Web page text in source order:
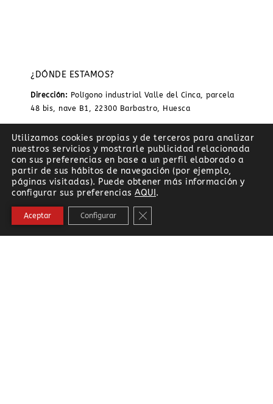
¿DÓNDE ESTAMOS?
Dirección: Polígono industrial Valle del Cinca, parcela
48 bis, nave B1, 22300 Barbastro, Huesca
Email:info@elasun.com
Horario:
Lunes a Viernes 9:00 a 14:00 Sábado y
domingo cerrado
BESCO ARTESANOS SL es beneficiario del Fondo Europeo de
Utilizamos cookies propias y de terceros para analizar
nuestros servicios y mostrarle publicidad relacionada
con sus preferencias en base a un perfil elaborado a
partir de sus hábitos de navegación (por ejemplo,
páginas visitadas). Puede obtener más información y
configurar sus preferencias AQUI .
Aceptar Configurar Cerrar el banner de cookies